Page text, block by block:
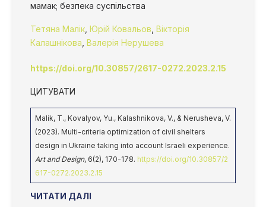
мамак; безпека суспільства
Тетяна Малік Юрій Ковальов Вікторія
Калашнікова Валерія Нерушева
https://doi.org/10.30857/2617-0272.2023.2.15
ЦИТУВАТИ
Malik, T., Kovalyov, Yu., Kalashnikova, V., & Nerusheva, V.
(2023). Multi-criteria optimization of civil shelters
design in Ukraine taking into account Israeli experience.
Art and Design, 6(2), 170-178. https://doi.org/10.30857/2
617-0272.2023.2.15
ЧИТАТИ ДАЛІ